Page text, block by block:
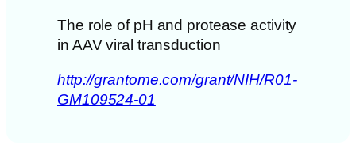
The role of pH and protease activity
in AAV viral transduction
http://grantome.com/grant/NIH/R01-
GM109524-01